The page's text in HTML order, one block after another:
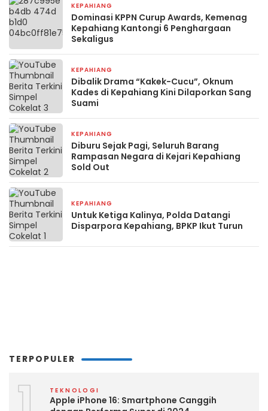
KEPAHIANG
Dominasi KPPN Curup Awards, Kemenag
Kepahiang Kantongi 6 Penghargaan
Sekaligus
KEPAHIANG
Dibalik Drama “Kakek-Cucu”, Oknum
Kades di Kepahiang Kini Dilaporkan Sang
Suami
KEPAHIANG
Diburu Sejak Pagi, Seluruh Barang
Rampasan Negara di Kejari Kepahiang
Sold Out
KEPAHIANG
Untuk Ketiga Kalinya, Polda Datangi
Disparpora Kepahiang, BPKP Ikut Turun
TERPOPULER
TEKNOLOGI
Apple iPhone 16: Smartphone Canggih